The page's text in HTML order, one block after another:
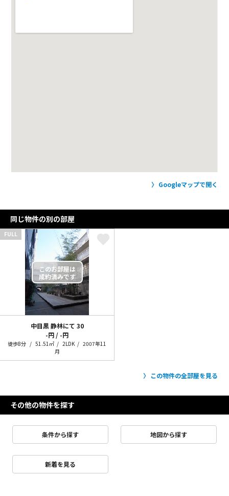
Googleマップで開く
同じ物件の別の部屋
FULL
中目黒 静林にて 30
-円 / -円
徒歩8分 51.51㎡ 2LDK
2007年11
月
この物件の全部屋を見る
その他の物件を探す
条件から探す 地図から探す
新着を見る